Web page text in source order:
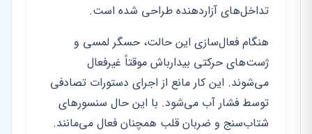
تداخل‌های آزاردهنده طراحی شده است.
هنگام فعال‌سازی این حالت، حسگر لمسی و
ژست‌های حرکتی بیدارباش موقتاً غیرفعال
می‌شوند. این کار مانع از اجرای دستورات تصادفی
توسط فشار آب می‌شود. با این حال سنسورهای
شتاب‌سنج و ضربان قلب همچنان فعال می‌مانند.